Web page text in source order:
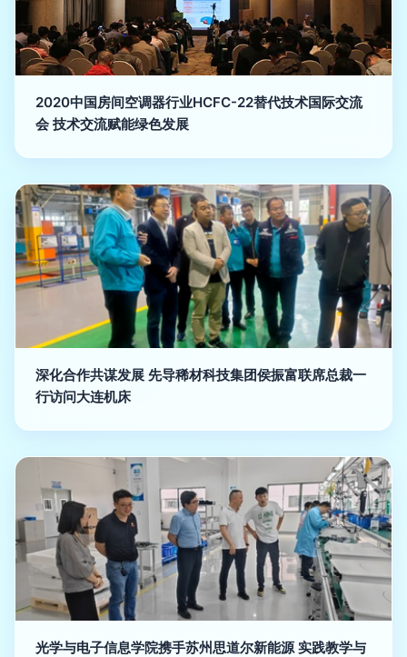
2020中国房间空调器行业HCFC-22替代技术国际交流
会 技术交流赋能绿色发展
深化合作共谋发展 先导稀材科技集团侯振富联席总裁一
行访问大连机床
光学与电子信息学院携手苏州思道尔新能源 实践教学与